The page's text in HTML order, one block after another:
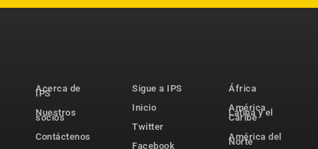
Acerca de
IPS
Nuestros
socios
Contáctenos
Sigue a IPS
Inicio
Twitter
Facebook
África
América
Latina y el
Caribe
América del
Norte